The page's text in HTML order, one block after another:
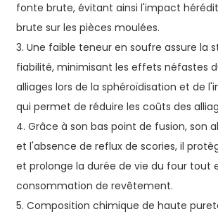
fonte brute, évitant ainsi l'impact
brute sur les pièces moulées.
3. Une faible teneur en soufre assure la
fiabilité, minimisant les effets néfastes
alliages lors de la sphéroïdisation et de
qui permet de réduire les coûts des
4. Grâce à son bas point de fusion, son
et l'absence de reflux de scories, il
et prolonge la durée de vie du four tout
consommation de revêtement.
5. Composition chimique de haute